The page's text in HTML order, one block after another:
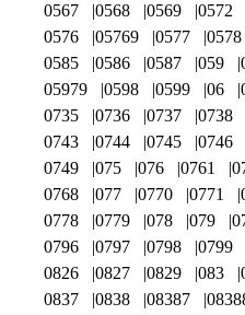
0567
0568 0569 0572
0576
05769 0577 0578
0585
0586 0587 059
05979
0598 0599 06
0735
0736 0737 0738
0743
0744 0745 0746
0749
075 076 0761
0768
077 0770 0771
0778
0779 078 079
0796
0797 0798 0799
0826
0827 0829 083
0837
0838 08387